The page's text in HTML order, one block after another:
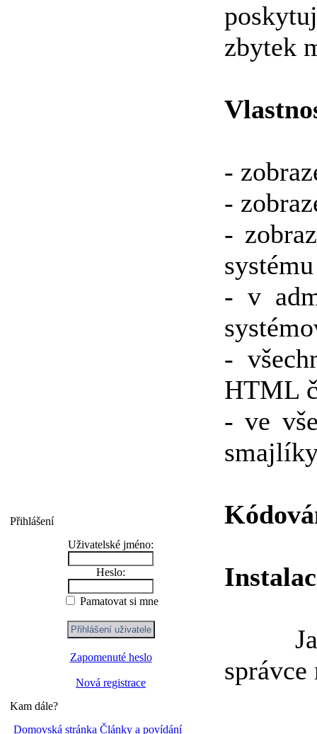
Přihlášení
Uživatelské jméno:
Heslo:
Pamatovat si mne
Zapomenuté heslo
Nová registrace
Kam dále?
Domovská stránka Články a povídání
zbytek
-
-
-
systému
- v
-
HTML
- ve
Jako